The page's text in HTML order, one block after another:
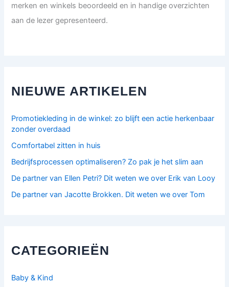
merken en winkels beoordeeld en in handige overzichten
aan de lezer gepresenteerd.
NIEUWE ARTIKELEN
Promotiekleding in de winkel: zo blijft een actie herkenbaar
zonder overdaad
Comfortabel zitten in huis
Bedrijfsprocessen optimaliseren? Zo pak je het slim aan
De partner van Ellen Petri? Dit weten we over Erik van Looy
De partner van Jacotte Brokken. Dit weten we over Tom
CATEGORIEËN
Baby & Kind